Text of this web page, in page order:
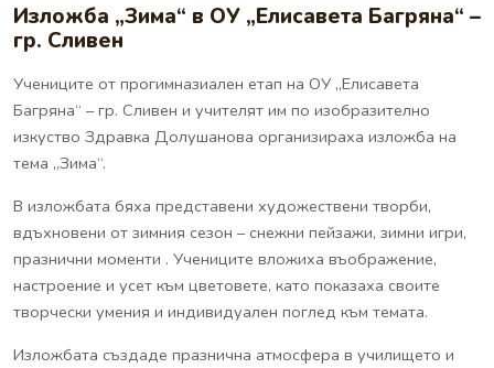
Изложба „Зима“ в ОУ „Елисавета Багряна“ –
гр. Сливен
Учениците от прогимназиален етап на ОУ „Елисавета
Багряна“ – гр. Сливен и учителят им по изобразително
изкуство Здравка Долушанова организираха изложба на
тема „Зима“.
В изложбата бяха представени художествени творби,
вдъхновени от зимния сезон – снежни пейзажи, зимни игри,
празнични моменти . Учениците вложиха въображение,
настроение и усет към цветовете, като показаха своите
творчески умения и индивидуален поглед към темата.
Изложбата създаде празнична атмосфера в училището и